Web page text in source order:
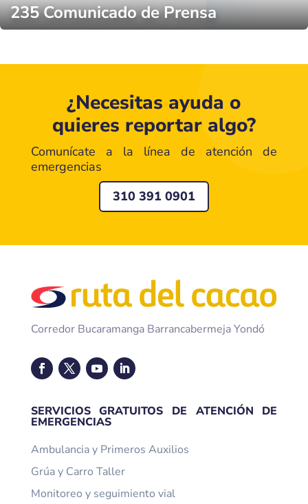
235 Comunicado de Prensa
¿Necesitas ayuda o
quieres reportar algo?
Comunícate a la línea de atención de
emergencias
310 391 0901
Corredor Bucaramanga Barrancabermeja Yondó
SERVICIOS GRATUITOS DE ATENCIÓN DE
EMERGENCIAS
Ambulancia y Primeros Auxilios
Grúa y Carro Taller
Monitoreo y seguimiento vial